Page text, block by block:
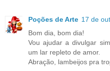
Poções de Arte 17 de
Bom dia, bom dia!
Vou ajudar a divulgar
um lar repleto de amor.
Abração, lambeijos pra